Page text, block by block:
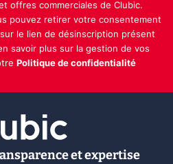
offres commerciales de Clubic.
pouvez retirer votre consentement
le lien de désinscription présent
savoir plus sur la gestion de vos
Politique de confidentialité
et expertise